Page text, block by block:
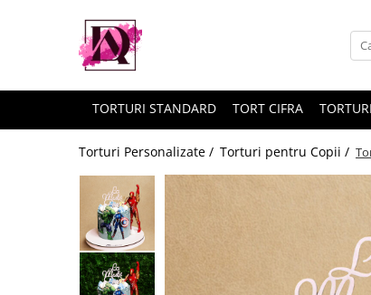
TORTURI STANDARD TORT CIFRA
Torturi Personalizate / Torturi pentru Copii /